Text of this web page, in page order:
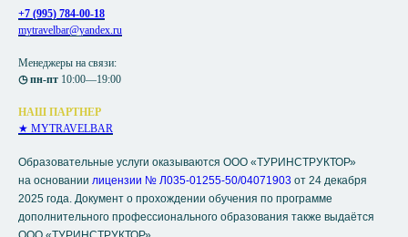
+7 (995) 784-00-18
mytravelbar@yandex.ru
Менеджеры на связи:
◷ пн-пт 10:00—19:00
НАШ ПАРТНЕР
★ MYTRAVELBAR
Образовательные услуги оказываются ООО «ТУРИНСТРУКТОР»
на основании лицензии № Л035-01255-50/04071903 от 24 декабря
2025 года. Документ о прохождении обучения по программе
дополнительного профессионального образования также выдаётся